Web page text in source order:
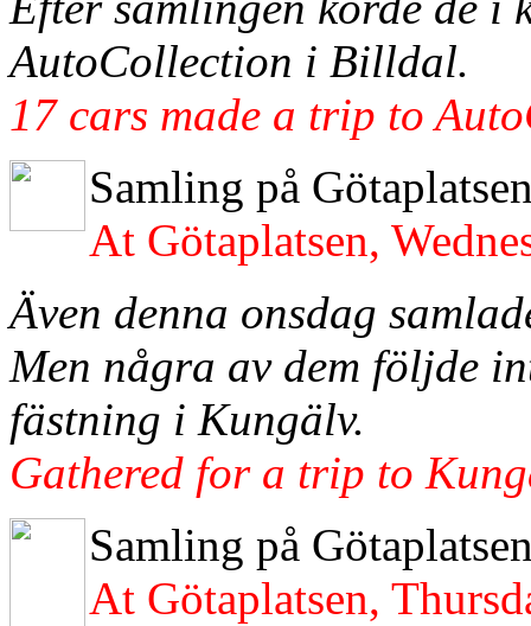
AutoCollection i Billdal.
17 cars made a trip to
Samling på
At Götaplatsen,
Även denna onsdag
Men några av dem följde
fästning i Kungälv.
Gathered for a trip to
Samling på
At Götaplatsen,